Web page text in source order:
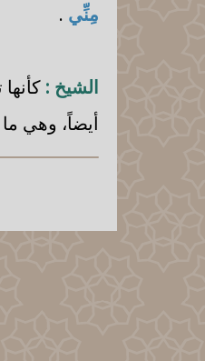
مِنِّي .
الشيخ :
أيضاً، وهي